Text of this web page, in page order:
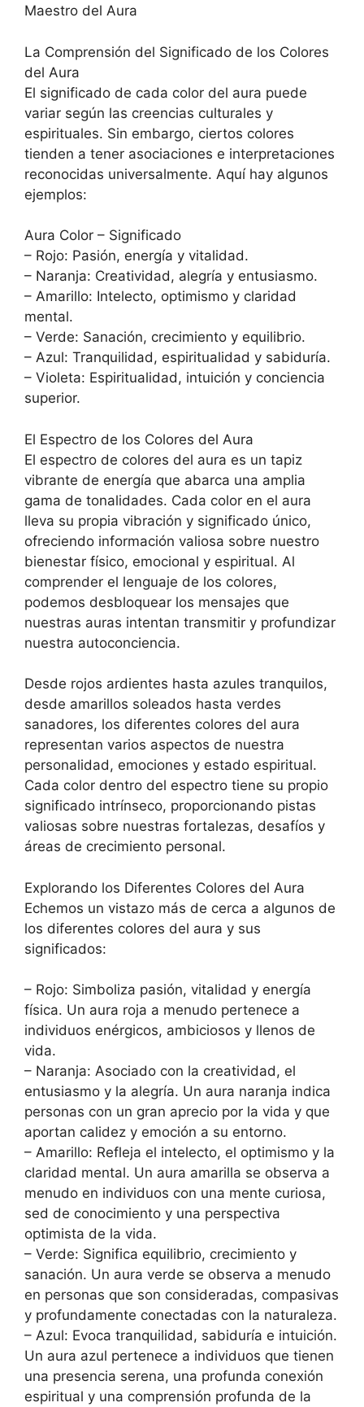
Maestro del Aura
La Comprensión del Significado de los Colores
del Aura
El significado de cada color del aura puede
variar según las creencias culturales y
espirituales. Sin embargo, ciertos colores
tienden a tener asociaciones e interpretaciones
reconocidas universalmente. Aquí hay algunos
ejemplos:
Aura Color – Significado
– Rojo: Pasión, energía y vitalidad.
– Naranja: Creatividad, alegría y entusiasmo.
– Amarillo: Intelecto, optimismo y claridad
mental.
– Verde: Sanación, crecimiento y equilibrio.
– Azul: Tranquilidad, espiritualidad y sabiduría.
– Violeta: Espiritualidad, intuición y conciencia
superior.
El Espectro de los Colores del Aura
El espectro de colores del aura es un tapiz
vibrante de energía que abarca una amplia
gama de tonalidades. Cada color en el aura
lleva su propia vibración y significado único,
ofreciendo información valiosa sobre nuestro
bienestar físico, emocional y espiritual. Al
comprender el lenguaje de los colores,
podemos desbloquear los mensajes que
nuestras auras intentan transmitir y profundizar
nuestra autoconciencia.
Desde rojos ardientes hasta azules tranquilos,
desde amarillos soleados hasta verdes
sanadores, los diferentes colores del aura
representan varios aspectos de nuestra
personalidad, emociones y estado espiritual.
Cada color dentro del espectro tiene su propio
significado intrínseco, proporcionando pistas
valiosas sobre nuestras fortalezas, desafíos y
áreas de crecimiento personal.
Explorando los Diferentes Colores del Aura
Echemos un vistazo más de cerca a algunos de
los diferentes colores del aura y sus
significados:
– Rojo: Simboliza pasión, vitalidad y energía
física. Un aura roja a menudo pertenece a
individuos enérgicos, ambiciosos y llenos de
vida.
– Naranja: Asociado con la creatividad, el
entusiasmo y la alegría. Un aura naranja indica
personas con un gran aprecio por la vida y que
aportan calidez y emoción a su entorno.
– Amarillo: Refleja el intelecto, el optimismo y la
claridad mental. Un aura amarilla se observa a
menudo en individuos con una mente curiosa,
sed de conocimiento y una perspectiva
optimista de la vida.
– Verde: Significa equilibrio, crecimiento y
sanación. Un aura verde se observa a menudo
en personas que son consideradas, compasivas
y profundamente conectadas con la naturaleza.
– Azul: Evoca tranquilidad, sabiduría e intuición.
Un aura azul pertenece a individuos que tienen
una presencia serena, una profunda conexión
espiritual y una comprensión profunda de la